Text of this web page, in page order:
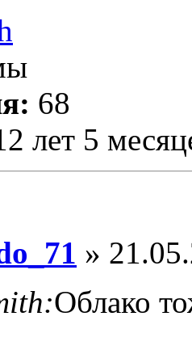
68
лет 5
»
Облако